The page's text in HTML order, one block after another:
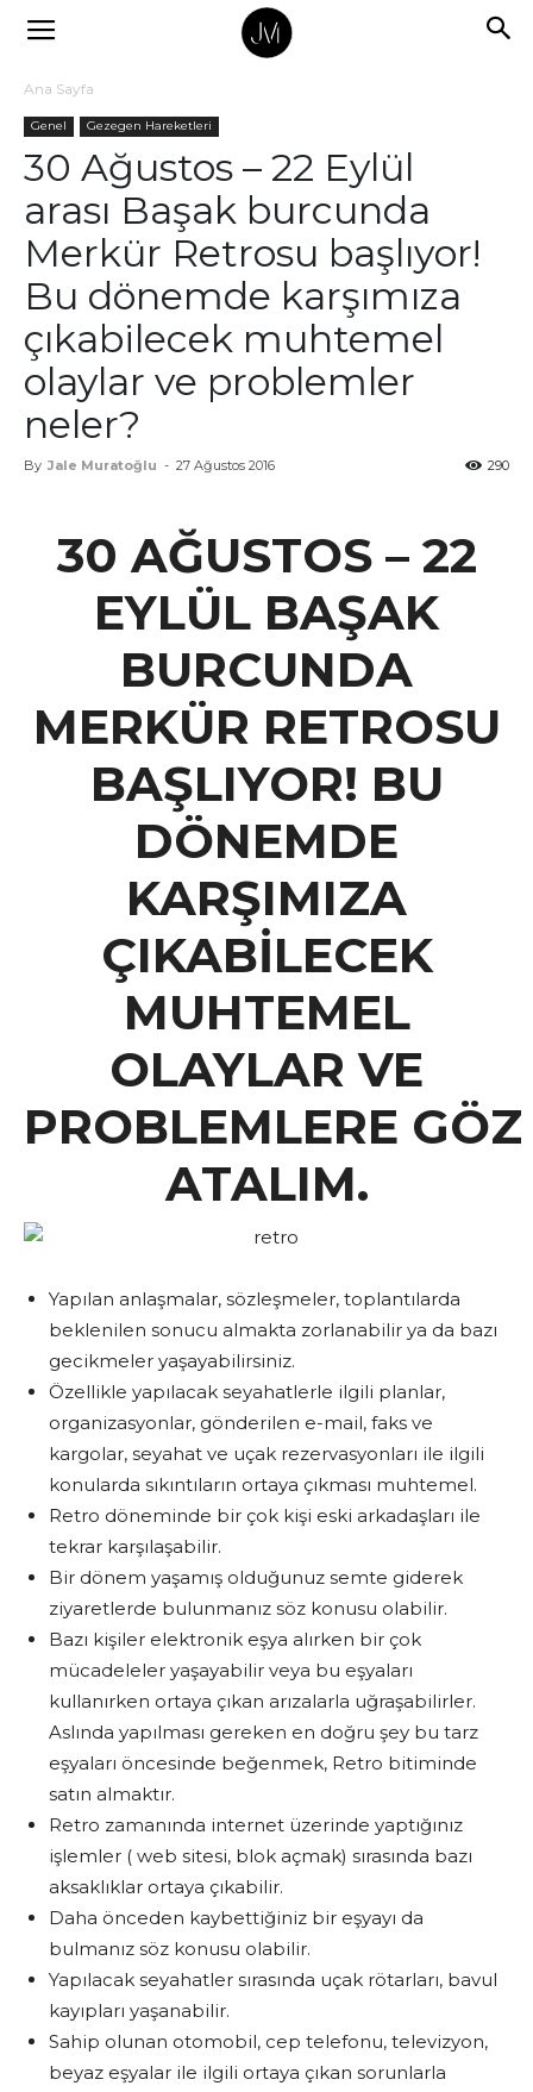
Ana Sayfa
Genel Gezegen Hareketleri
30 Ağustos – 22 Eylül
arası Başak burcunda
Merkür Retrosu başlıyor!
Bu dönemde karşımıza
çıkabilecek muhtemel
olaylar ve problemler
neler?
By Jale Muratoğlu - 27 Ağustos 2016 290
30 AĞUSTOS – 22
EYLÜL BAŞAK
BURCUNDA
MERKÜR RETROSU
BAŞLIYOR! BU
DÖNEMDE
KARŞIMIZA
ÇIKABİLECEK
MUHTEMEL
OLAYLAR VE
PROBLEMLERE GÖZ
ATALIM.
Yapılan anlaşmalar, sözleşmeler, toplantılarda
beklenilen sonucu almakta zorlanabilir ya da bazı
gecikmeler yaşayabilirsiniz.
Özellikle yapılacak seyahatlerle ilgili planlar,
organizasyonlar, gönderilen e-mail, faks ve
kargolar, seyahat ve uçak rezervasyonları ile ilgili
konularda sıkıntıların ortaya çıkması muhtemel.
Retro döneminde bir çok kişi eski arkadaşları ile
tekrar karşılaşabilir.
Bir dönem yaşamış olduğunuz semte giderek
ziyaretlerde bulunmanız söz konusu olabilir.
Bazı kişiler elektronik eşya alırken bir çok
mücadeleler yaşayabilir veya bu eşyaları
kullanırken ortaya çıkan arızalarla uğraşabilirler.
Aslında yapılması gereken en doğru şey bu tarz
eşyaları öncesinde beğenmek, Retro bitiminde
satın almaktır.
Retro zamanında internet üzerinde yaptığınız
işlemler ( web sitesi, blok açmak) sırasında bazı
aksaklıklar ortaya çıkabilir.
Daha önceden kaybettiğiniz bir eşyayı da
bulmanız söz konusu olabilir.
Yapılacak seyahatler sırasında uçak rötarları, bavul
kayıpları yaşanabilir.
Sahip olunan otomobil, cep telefonu, televizyon,
beyaz eşyalar ile ilgili ortaya çıkan sorunlarla